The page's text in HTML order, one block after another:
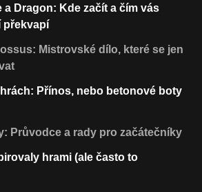
a Dragon: Kde začít a čím vás
překvapí
Mistrovské dílo, které se jen
Přínos, nebo betonové boty
Průvodce a rady pro začátečníky
hrami (ale často to